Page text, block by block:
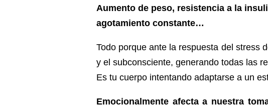
Aumento de peso, resistencia a la
agotamiento constante…
Todo porque ante la respuesta del stress
y el subconsciente, generando todas las
Es tu cuerpo intentando adaptarse a un
Emocionalmente afecta a nuestra